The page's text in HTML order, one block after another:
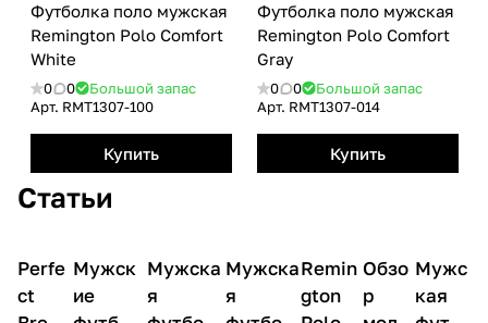
Футболка поло мужская
Remington Polo Сomfort
White
0 0
Большой запас
Арт. RMТ1307-100
Купить
Футболка поло мужская
Remington Polo Сomfort
Gray
0 0
Большой запас
Арт. RMТ1307-014
Купить
Статьи
и
материалы
одежды
Perfe
ct
О
товарах
Мужск
ие
О
товарах
Мужска
я
О
товарах
Мужска
я
О
товарах
Remin
gton
О
товарах
Обзо
р
О
Мужс
кая